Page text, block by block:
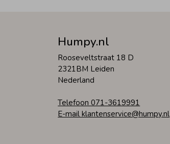
Humpy.nl
Rooseveltstraat 18 D
2321BM Leiden
Nederland
Telefoon 071-3619991
E-mail klantenservice@humpy.nl